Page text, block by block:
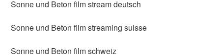
Sonne und Beton film stream deutsch
Sonne und Beton film streaming suisse
Sonne und Beton film schweiz